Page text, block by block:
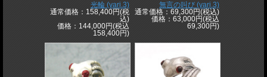
光輪 (vari.3)
通常価格：158,400円(税
込)
価格：144,000円(税込
158,400円)
無言の叫び (vari.3)
通常価格：69,300円(税込)
価格：63,000円(税込
69,300円)